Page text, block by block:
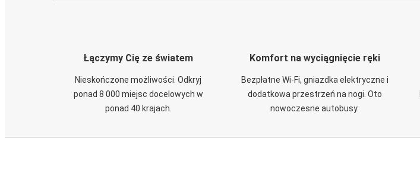
Łączymy Cię ze światem
Nieskończone możliwości. Odkryj
ponad 8 000 miejsc docelowych w
ponad 40 krajach.
Komfort na wyciągnięcie ręki
Bezpłatne Wi-Fi, gniazdka elektryczne i
dodatkowa przestrzeń na nogi. Oto
nowoczesne autobusy.